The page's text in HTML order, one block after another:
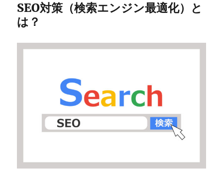
SEO対策（検索エンジン最適化）と
は？